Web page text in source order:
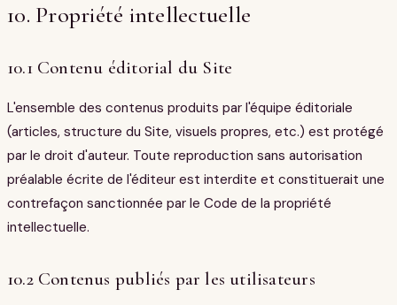
10. Propriété intellectuelle
10.1 Contenu éditorial du Site
L'ensemble des contenus produits par l'équipe éditoriale
(articles, structure du Site, visuels propres, etc.) est protégé
par le droit d'auteur. Toute reproduction sans autorisation
préalable écrite de l'éditeur est interdite et constituerait une
contrefaçon sanctionnée par le Code de la propriété
intellectuelle.
10.2 Contenus publiés par les utilisateurs